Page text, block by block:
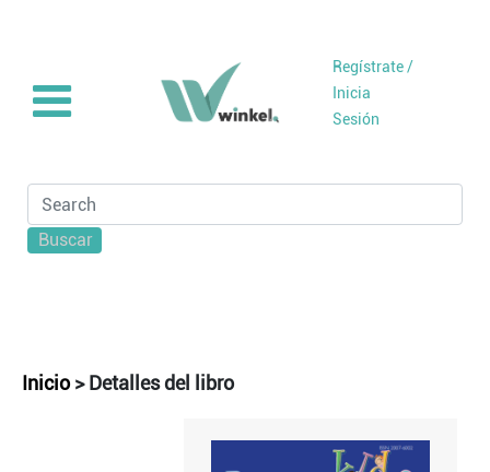
Regístrate /
Inicia
Sesión
Buscar
Inicio >Detalles del libro